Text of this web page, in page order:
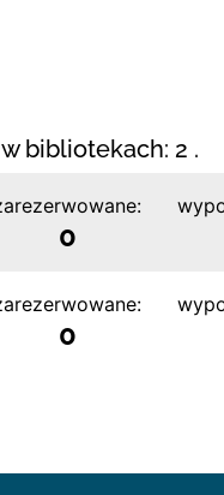
bibliotekach: 2 .
0
0